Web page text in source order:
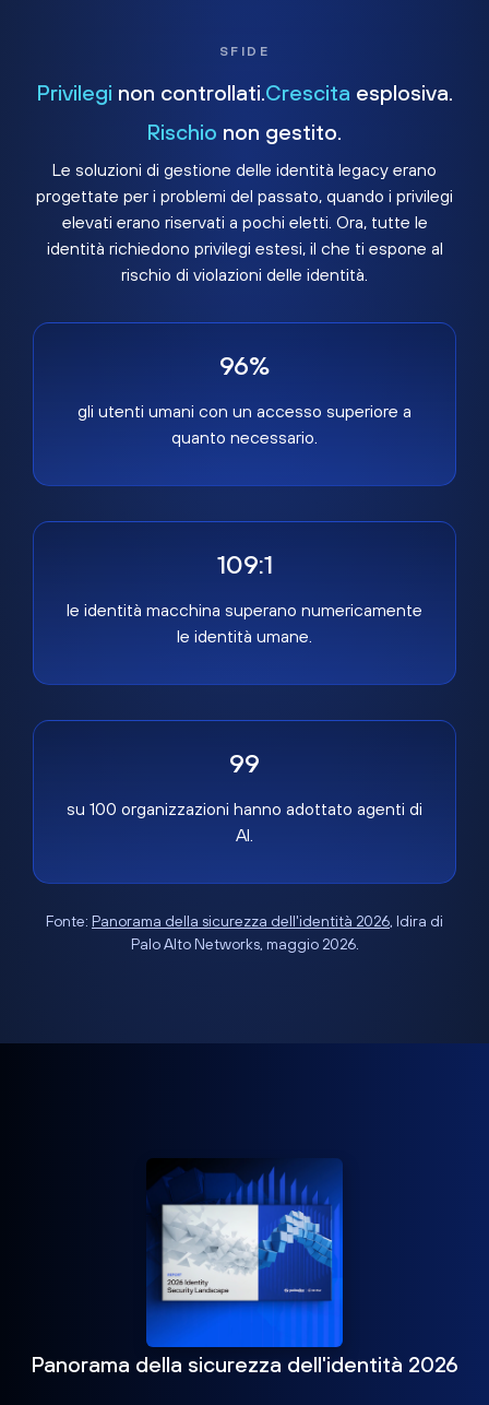
SFIDE
Privilegi non controllati. Crescita esplosiva.
Rischio non gestito.
Le soluzioni di gestione delle identità legacy erano
progettate per i problemi del passato, quando i privilegi
elevati erano riservati a pochi eletti. Ora, tutte le
identità richiedono privilegi estesi, il che ti espone al
rischio di violazioni delle identità.
96%
gli utenti umani con un accesso superiore a
quanto necessario.
109:1
le identità macchina superano numericamente
le identità umane.
99
su 100 organizzazioni hanno adottato agenti di
AI.
Fonte: Panorama della sicurezza dell'identità 2026, Idira di
Palo Alto Networks, maggio 2026.
Panorama della sicurezza dell'identità 2026